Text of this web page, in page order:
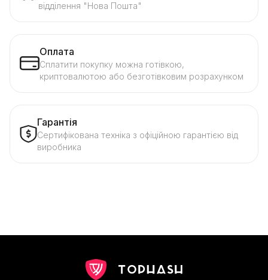
відділення "Нова Пошта"
Оплата
Сплатити покупку можна готівкою,
криптовалютою або безготівковим розрахунком
Гарантія
Сертифікована техніка з офіційною гарантією від
виробника